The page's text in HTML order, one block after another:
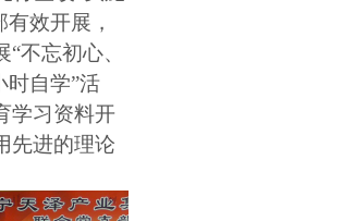
效开展，
不忘初心、
时自学”活
学习资料开
先进的理论